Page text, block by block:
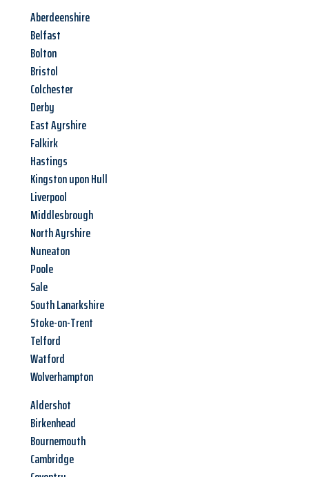
Aberdeenshire
Belfast
Bolton
Bristol
Colchester
Derby
East Ayrshire
Falkirk
Hastings
Kingston upon Hull
Liverpool
Middlesbrough
North Ayrshire
Nuneaton
Poole
Sale
South Lanarkshire
Stoke-on-Trent
Telford
Watford
Wolverhampton
Aldershot
Birkenhead
Bournemouth
Cambridge